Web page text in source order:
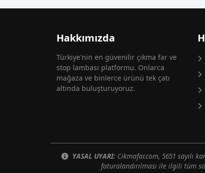
Hakkımızda
Türkiye'nin en güvenilir çıkma far ve
stop lambası platformu. Onlarca
mağaza ve binlerce ürünü tek çatı
altında buluşturuyoruz.
YASAL UYARI: Cikmafar.com, 5651 sayılı
faturalandırılması ile ilgili tüm